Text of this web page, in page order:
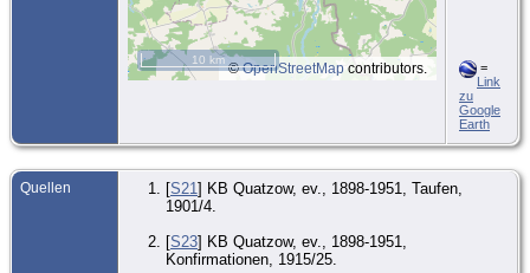
©OpenStreetMap contributors.
10 km
=
Link
zu
Google
Earth
Quellen [S21] KB Quatzow, ev., 1898-1951, Taufen,
1901/4.
[S23] KB Quatzow, ev., 1898-1951,
Konfirmationen, 1915/25.